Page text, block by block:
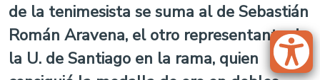
de la tenimesista se suma al de Sebastián
Román Aravena, el otro representante de
la U. de Santiago en la rama, quien